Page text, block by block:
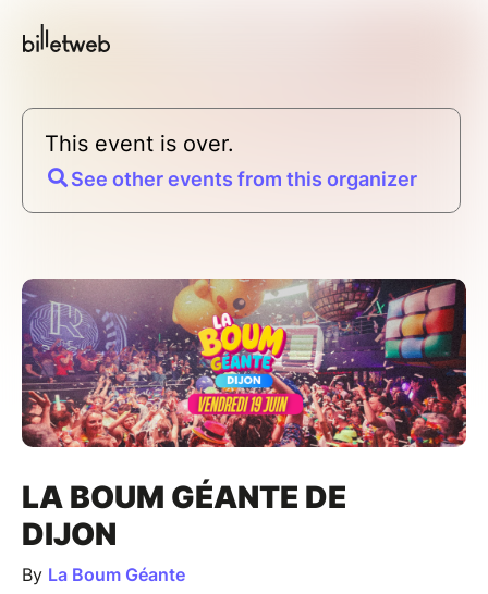
This event is over.
See other events from this organizer
LA BOUM GÉANTE DE
DIJON
By La Boum Géante